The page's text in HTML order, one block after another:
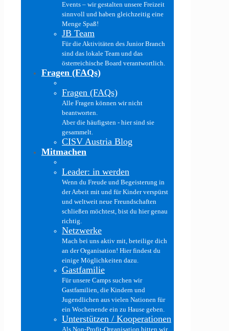
Events – wir gestalten unsere Freizeit
sinnvoll und haben gleichzeitig eine
Menge Spaß!
JB Team
Für die Aktivitäten des Junior Branch
sind das lokale Team und das
österreichische Board verantwortlich.
Fragen (FAQs)
Fragen (FAQs)
Alle Fragen können wir nicht
beantworten.
Aber die häufigsten - hier sind sie
gesammelt.
CISV Austria Blog
Mitmachen
Leader: in werden
Wenn du Freude und Begeisterung in
der Arbeit mit und für Kinder verspürst
und weltweit neue Freundschaften
schließen möchtest, bist du hier genau
richtig.
Netzwerke
Mach bei uns aktiv mit, beteilige dich
an der Organisation! Hier findest du
einige Möglichkeiten dazu.
Gastfamilie
Für unsere Camps suchen wir
Gastfamilien, die Kindern und
Jugendlichen aus vielen Nationen für
ein Wochenende ein zu Hause geben.
Unterstützen / Kooperationen
Als Non-Profit-Organisation bitten wir